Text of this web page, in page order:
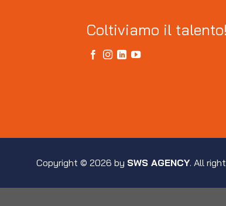
Coltiviamo il talento!
Copyright © 2026 by SWS AGENCY. All